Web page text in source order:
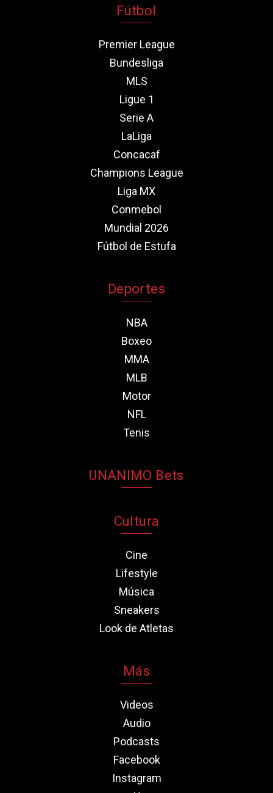
Fútbol
Premier League
Bundesliga
MLS
Ligue 1
Serie A
LaLiga
Concacaf
Champions League
Liga MX
Conmebol
Mundial 2026
Fútbol de Estufa
Deportes
NBA
Boxeo
MMA
MLB
Motor
NFL
Tenis
UNANIMO Bets
Cultura
Cine
Lifestyle
Música
Sneakers
Look de Atletas
Más
Videos
Audio
Podcasts
Facebook
Instagram